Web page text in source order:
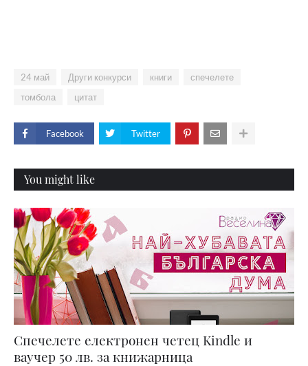
24 май Други конкурси книги
спечелете
томбола
цитат
Facebook Twitter
You might like
Спечелете електронен четец Kindle и
ваучер 50 лв. за книжарница